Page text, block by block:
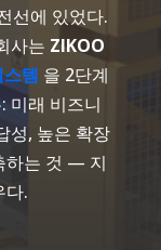
선에 있었다.
사는 ZIKOO
템 을 2단계
미래 비즈니
성, 높은 확장
하는 것 — 지
다.